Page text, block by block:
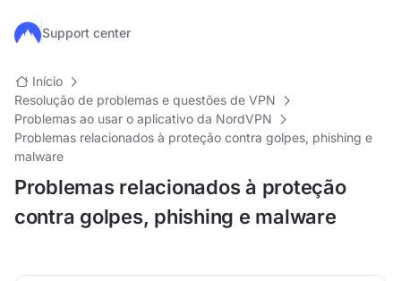
Ir para o conteúdo principal
Support center
Início
Resolução de problemas e questões de VPN
Problemas ao usar o aplicativo da NordVPN
Problemas relacionados à proteção contra golpes, phishing e
malware
Problemas relacionados à proteção
contra golpes, phishing e malware